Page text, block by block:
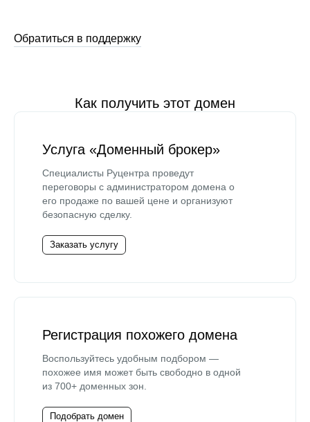
Обратиться в поддержку
Как получить этот домен
Услуга «Доменный брокер»
Специалисты Руцентра проведут
переговоры с администратором домена о
его продаже по вашей цене и организуют
безопасную сделку.
Заказать услугу
Регистрация похожего домена
Воспользуйтесь удобным подбором —
похожее имя может быть свободно в одной
из 700+ доменных зон.
Подобрать домен